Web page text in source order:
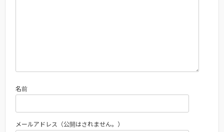
名前
メールアドレス（公開はされません。）